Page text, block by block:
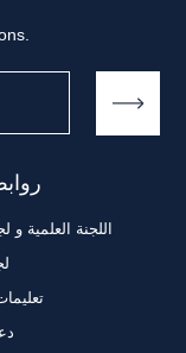
اللجنة العلمية و